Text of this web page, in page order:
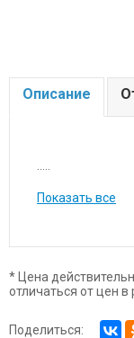
Описание
Показать все
* Цена
отличаться от цен в
Поделиться: